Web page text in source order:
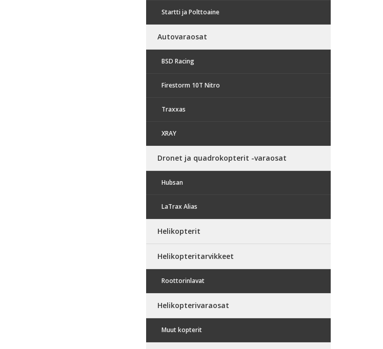
Startti ja Polttoaine
Autovaraosat
BSD Racing
Firestorm 10T Nitro
Traxxas
XRAY
Dronet ja quadrokopterit -varaosat
Hubsan
LaTrax Alias
Helikopterit
Helikopteritarvikkeet
Roottorinlavat
Helikopterivaraosat
Muut kopterit